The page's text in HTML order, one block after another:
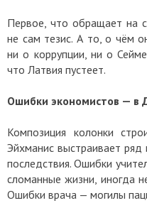
Первое, что обращает на
не сам тезис. А то, о чём
ни о коррупции, ни о
что Латвия пустеет.
Ошибки экономистов — в
Композиция колонки
Эйхманис выстраивает
последствия. Ошибки
сломанные жизни, иногда
Ошибки врача — могилы